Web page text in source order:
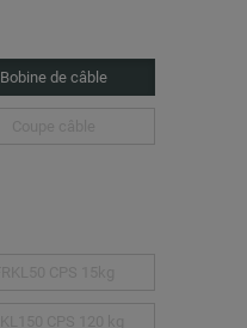
Bobine de câble